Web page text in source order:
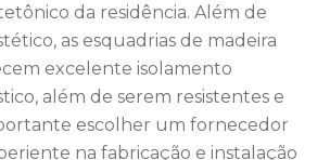
da residência. Além de
as esquadrias de madeira
excelente isolamento
além de serem resistentes e
escolher um fornecedor
na fabricação e instalação